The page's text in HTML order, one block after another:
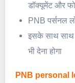
डॉक्यूमेंट और
PNB पर्सनल
इसके साथ साथ
भी देना होगा
PNB personal